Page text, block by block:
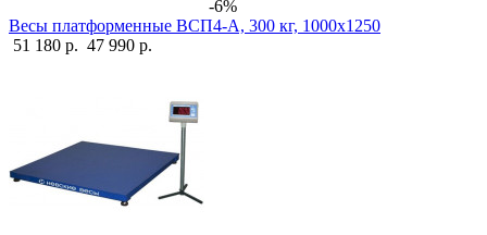
-6%
Весы платформенные ВСП4-А, 300 кг, 1000х1250
51 180 р. 47 990 р.